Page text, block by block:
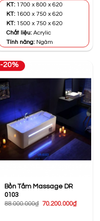
52.000.000₫.
KT: 1700 x 800 x 620
KT: 1600 x 750 x 620
KT: 1500 x 750 x 620
Chất liệu: Acrylic
Tính năng: Ngâm
-20%
Bồn Tắm Massage DR
0103
88.000.000₫ Giá
70.200.000₫Giá